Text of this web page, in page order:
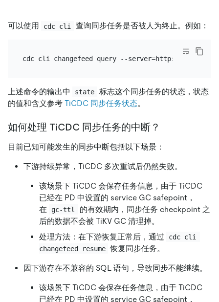
可以使用 cdc cli 查询同步任务是否被人为终止。例如：
上述命令的输出中 state
标志这个同步任务的状态，状态
的值和含义参考 TiCDC 同步任务状态。
如何处理 TiCDC 同步任务的中断？
目前已知可能发生的同步中断包括以下场景：
下游持续异常，TiCDC 多次重试后仍然失败。
该场景下 TiCDC 会保存任务信息，由于 TiCDC
已经在 PD 中设置的 service GC safepoint，
在
gc-ttl
的有效期内，同步任务 checkpoint 之
后的数据不会被 TiKV GC 清理掉。
处理方法：在下游恢复正常后，通过
cdc cli
changefeed resume 恢复同步任务。
因下游存在不兼容的 SQL 语句，导致同步不能继续。
该场景下 TiCDC 会保存任务信息，由于 TiCDC
已经在 PD 中设置的 service GC safepoint，